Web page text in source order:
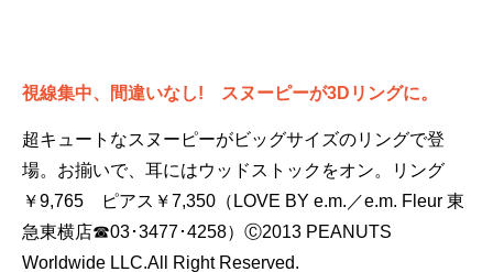
視線集中、間違いなし! スヌーピーが3Dリングに。
超キュートなスヌーピーがビッグサイズのリングで登
場。お揃いで、耳にはウッドストックをオン。リング
￥9,765 ピアス￥7,350（LOVE BY e.m.／e.m. Fleur 東
急東横店☎03･3477･4258）Ⓒ2013 PEANUTS
Worldwide LLC.All Right Reserved.